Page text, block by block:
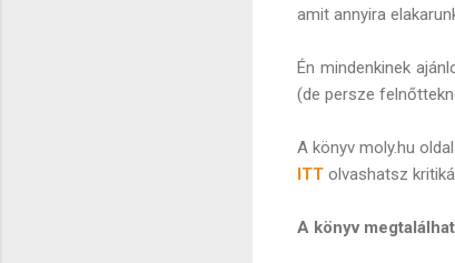
amit annyira
Én mindenkinek
(de persze
A könyv moly.hu
ITT olvashatsz
A könyv